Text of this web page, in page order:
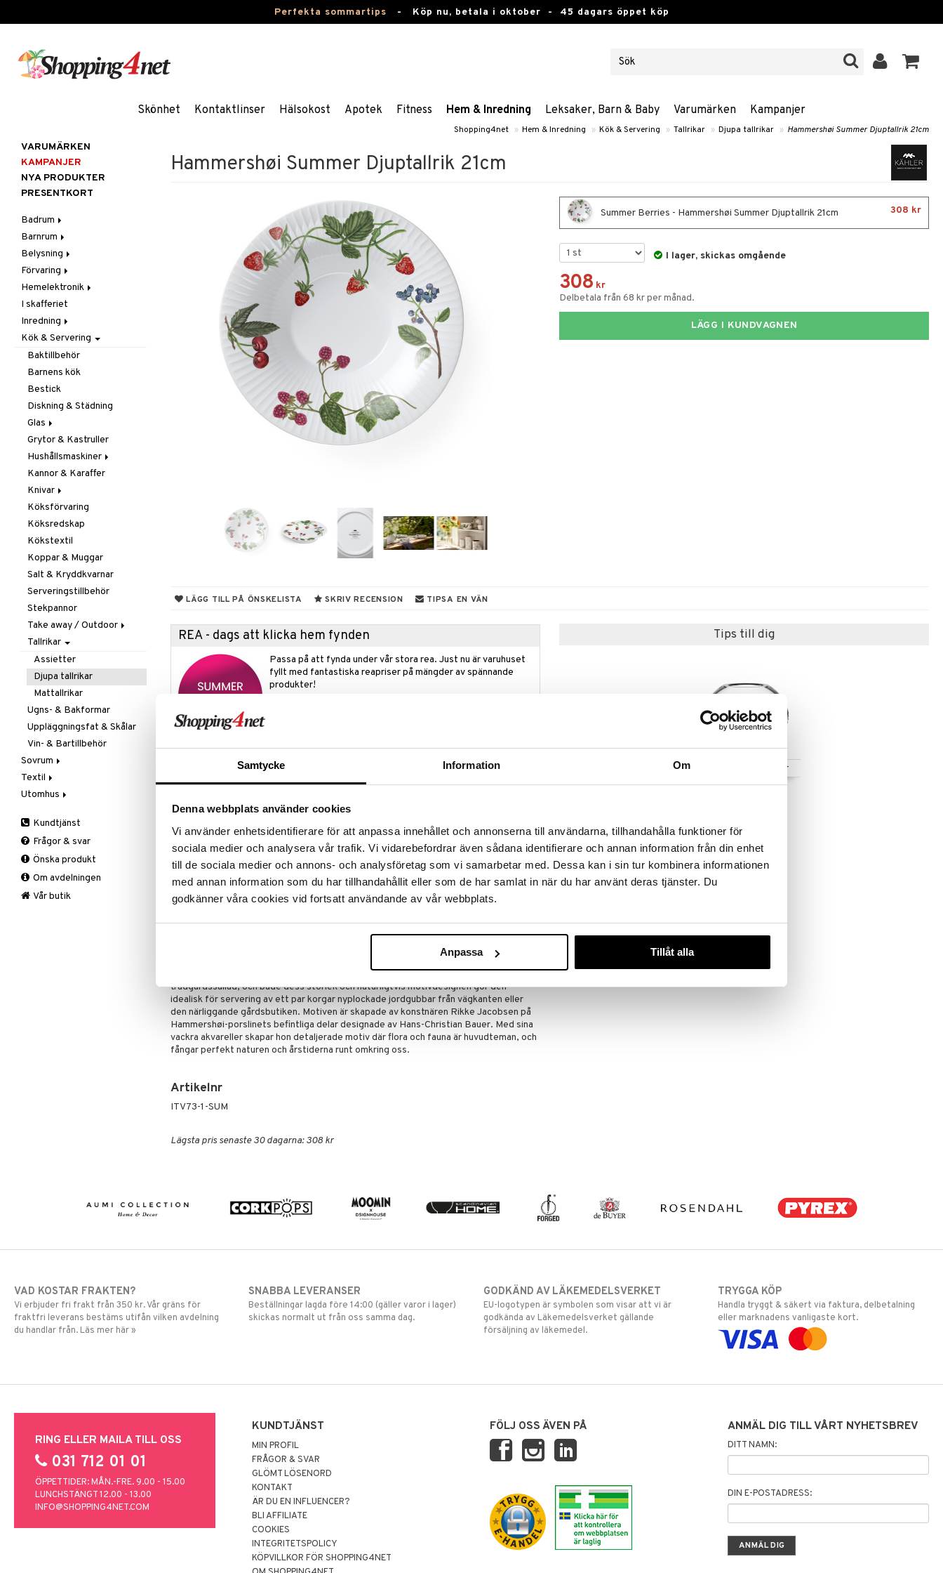
Samtycke Information Om
Denna webbplats använder cookies
Vi använder enhetsidentifierare för att anpassa innehållet och annonserna till användarna, tillhandahålla funktioner för
sociala medier och analysera vår trafik. Vi vidarebefordrar även sådana identifierare och annan information från din enhet
till de sociala medier och annons- och analysföretag som vi samarbetar med. Dessa kan i sin tur kombinera informationen
med annan information som du har tillhandahållit eller som de har samlat in när du har använt deras tjänster. Du
godkänner våra cookies vid fortsatt användande av vår webbplats.
Anpassa Tillåt alla
Perfekta sommartips - Köp nu, betala i oktober - 45 dagars öppet köp
Skönhet Kontaktlinser Hälsokost Apotek Fitness Hem & Inredning Leksaker, Barn & Baby Varumärken Kampanjer
Shopping4net » Hem & Inredning » Kök & Servering » Tallrikar » Djupa tallrikar » Hammershøi Summer Djuptallrik 21cm
Hammershøi Summer Djuptallrik 21cm
Summer Berries - Hammershøi Summer Djuptallrik 21cm 308 kr
I lager, skickas omgående
308 kr
Delbetala från 68 kr per månad.
LÄGG I KUNDVAGNEN
LÄGG TILL PÅ ÖNSKELISTA SKRIV RECENSION TIPSA EN VÄN
REA - dags att klicka hem fynden
Passa på att fynda under vår stora rea. Just nu är varuhuset
fyllt med fantastiska reapriser på mängder av spännande
produkter!
Hammershøi Summer från Kähler kan du nästan känna solens strålar och den varma
sommarhuset. Hammershøi Summer-serien är inspirerad av den danska sommarens
äventyrliga former, färger och känslor, och den djupa Hammershøi Summer-tallriken
med sommarbär, med en diameter på 21 cm, är vackert dekorerad med jordgubbar,
blåbär och påfågelögonfjärilen, som lekfullt och poetiskt fladdrar genom sommaren.
Sommarbärmotivet är målat på samma sätt som de andra teman i Hammershøi
Summer-serien, där växter och blommor nästan rör sig spontant över de klassiska
över porslinet med sina olika asymmetriska riktningar. Tallriken är ett vackert tillskott
till de andra delarna i serien – och passar vackert med andra kollektioner. Låt den
avrunda en glad och intim sommarstämning på bordet medan du njuter av den
autentiska nostalgien i Kählers handgjorda designtraditioner. Det är lätt att föreställa
sig den djupa Hammershøi Summer-tallriken som den perfekta basen för en krispig
trädgårdssallad, och både dess storlek och naturligtvis motivdesignen gör den
idealisk för servering av ett par korgar nyplockade jordgubbar från vägkanten eller
den närliggande gårdsbutiken. Motiven är skapade av konstnären Rikke Jacobsen på
Hammershøi-porslinets befintliga delar designade av Hans-Christian Bauer. Med sina
vackra akvareller skapar hon detaljerade motiv där flora och fauna är huvudteman, och
fångar perfekt naturen och årstiderna runt omkring oss.
Artikelnr
ITV73-1-SUM
Lägsta pris senaste 30 dagarna: 308 kr
Tips till dig
311 kr
Finns i flera varianter
fr.1349 kr
VARUMÄRKEN
KAMPANJER
NYA PRODUKTER
PRESENTKORT
Badrum
Badrumsinredning
Badrumstextilier
Badrumstillbehör
Barnrum
Barnlampor
Barnmöbler
Barnrumsdekoration
Barnrumsförvaring
Barnrumstextilier
Belysning
Belysningstillbehör
Lampor
Bordslampor
Taklampor
LED-ljus
Ljuslyktor & Ljusstakar
Utomhusbelysning
Förvaring
Hängare & krokar
Hyllor
Småförvaring
Småförvaring & Korgar
Väskor
Hemelektronik
Ljud
I skafferiet
Inredning
Dekoration
Böcker
Figurer & Skulpturer
Klockor
Krukor
Metal Art
Väggdekorationer
Vaser
Doftljus & Doftspridare
Förvaring & Hyllor
Hängare & Krokar
Hyllor
Småförvaring & Korgar
Juldekoration
Ljuslyktor & Ljusstakar
Småmöbler
Kök & Servering
Baktillbehör
Barnens kök
Bestick
Diskning & Städning
Glas
Champagneglas
Dricksglas
Drink- & Cocktailglas
Ölglas
Snaps- & Avecglas
Vinglas
Whiskey- & Cognacglas
Grytor & Kastruller
Hushållsmaskiner
Brödrostar
Kaffe, Te & Espresso
Mixer & Elvispar
Övriga maskiner
Vattenkokare
Kannor & Karaffer
Knivar
Brödknivar
Knivset
Knivslipar och Brynen
Knivtillbehör
Kockknivar
Skal- & Grönsaksknivar
Skärbrädor
Specialknivar
Köksförvaring
Köksredskap
Kökstextil
Koppar & Muggar
Salt & Kryddkvarnar
Serveringstillbehör
Stekpannor
Take away / Outdoor
Flaskor
Matlådor
Termoskannor
Termosmuggar
Tallrikar
Assietter
Djupa tallrikar
Mattallrikar
Ugns- & Bakformar
Uppläggningsfat & Skålar
Vin- & Bartillbehör
Sovrum
Filtar & Plädar
Prydnadskuddar
Bäddset
Kuddar & Täcken
Lakan & Örngott
Tillbehör
Textil
Badrumstextilier
Filtar & Plädar
Kökstextilier
Mattor
Övrigt
Prydnadskuddar
Utomhus
Friluftsliv
Grill & Grilltillbehör
Krukor
Mygg- & insektsskydd
Picknick
Kundtjänst
Frågor & svar
Önska produkt
Om avdelningen
Vår butik
VAD KOSTAR FRAKTEN?
Vi erbjuder fri frakt från 350 kr. Vår gräns för
fraktfri leverans bestäms utifån vilken avdelning
du handlar från. Läs mer här »
SNABBA LEVERANSER
Beställningar lagda före 14:00 (gäller varor i lager)
skickas normalt ut från oss samma dag.
GODKÄND AV LÄKEMEDELSVERKET
EU-logotypen är symbolen som visar att vi är
godkända av Läkemedelsverket gällande
försäljning av läkemedel.
TRYGGA KÖP
Handla tryggt & säkert via faktura, delbetalning
eller marknadens vanligaste kort.
RING ELLER MAILA TILL OSS
031 712 01 01
ÖPPETTIDER: MÅN.-FRE. 9.00 - 15.00
LUNCHSTÄNGT 12.00 - 13.00
INFO@SHOPPING4NET.COM
KUNDTJÄNST
MIN PROFIL
FRÅGOR & SVAR
GLÖMT LÖSENORD
KONTAKT
ÄR DU EN INFLUENCER?
BLI AFFILIATE
COOKIES
INTEGRITETSPOLICY
KÖPVILLKOR FÖR SHOPPING4NET
FÖLJ OSS ÄVEN PÅ ANMÄL DIG TILL VÅRT NYHETSBREV
DITT NAMN:
DIN E-POSTADRESS: